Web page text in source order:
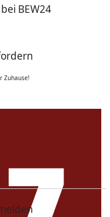
BEW24
Zuhause!